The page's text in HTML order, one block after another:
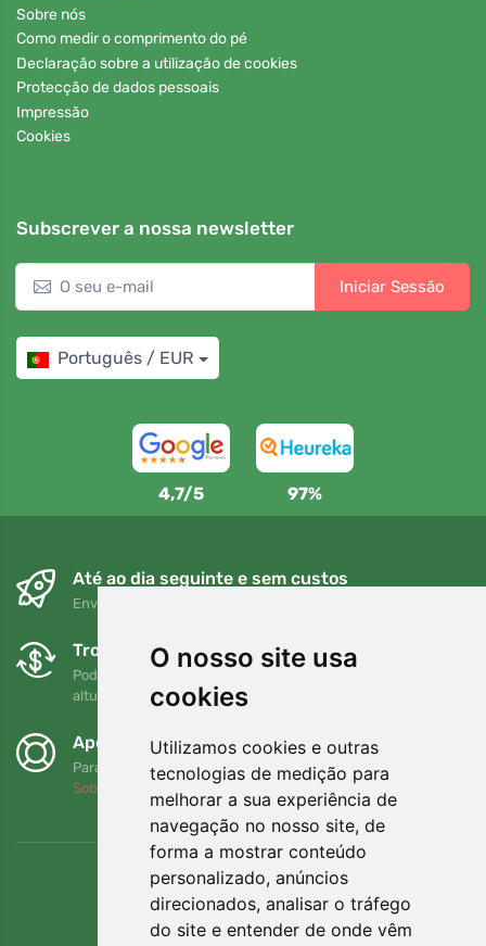
O nosso site usa
cookies
Utilizamos cookies e outras
tecnologias de medição para
melhorar a sua experiência de
navegação no nosso site, de
forma a mostrar conteúdo
personalizado, anúncios
direcionados, analisar o tráfego
do site e entender de onde vêm
Sobre nós
Como medir o comprimento do pé
Declaração sobre a utilização de cookies
Protecção de dados pessoais
Impressão
Cookies
Subscrever a nossa newsletter
Iniciar Sessão
Português / EUR
4,7/5 97%
Até ao dia seguinte e sem custos
Envio gratuito para encomendas superiores a 80 EUR
Trocas e devoluções gratuitas
Pode devolver ou trocar a sua encomenda em qualquer
altura no prazo de 90 dias
Apoiamos a Trees.org
Para cada encomenda plantamos uma árvore! Leia mais
Sobre nós